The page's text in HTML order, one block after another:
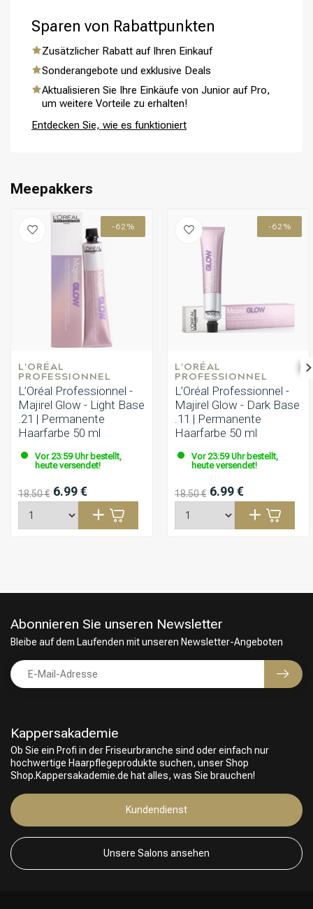
Umformung CombiDeals
verwenden Sie einen Conditioner, um das Haar zu pflegen
und zu hydratisieren.
Sparen von Rabattpunkten
Zusätzlicher Rabatt auf Ihren Einkauf
Sonderangebote und exklusive Deals
Aktualisieren Sie Ihre Einkäufe von Junior auf Pro,
um weitere Vorteile zu erhalten!
Entdecken Sie, wie es funktioniert
Meepakkers
-62%
L'ORÉAL
PROFESSIONNEL
L’Oréal Professionnel -
Majirel Glow - Light Base
.21 | Permanente
Haarfarbe 50 ml
Vor 23:59 Uhr bestellt,
heute versendet!
18.50 € 6.99 €
-62%
L'ORÉAL
PROFESSIONNEL
L’Oréal Professionnel -
Majirel Glow - Dark Base
.11 | Permanente
Haarfarbe 50 ml
Vor 23:59 Uhr bestellt,
heute versendet!
18.50 € 6.99 €
Kappersakademie
Ob Sie ein Profi in der Friseurbranche sind oder einfach nur
hochwertige Haarpflegeprodukte suchen, unser Shop
Shop.Kappersakademie.de hat alles, was Sie brauchen!
Kundendienst
Unsere Salons ansehen
Abonnieren Sie unseren Newsletter
Bleibe auf dem Laufenden mit unseren Newsletter-Angeboten